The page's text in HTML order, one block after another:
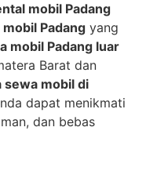
mobil Padang
Padang yang
mobil Padang luar
Barat dan
sewa mobil di
dapat menikmati
dan bebas